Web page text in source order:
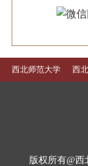
西北师范大学 西
版权所有@西